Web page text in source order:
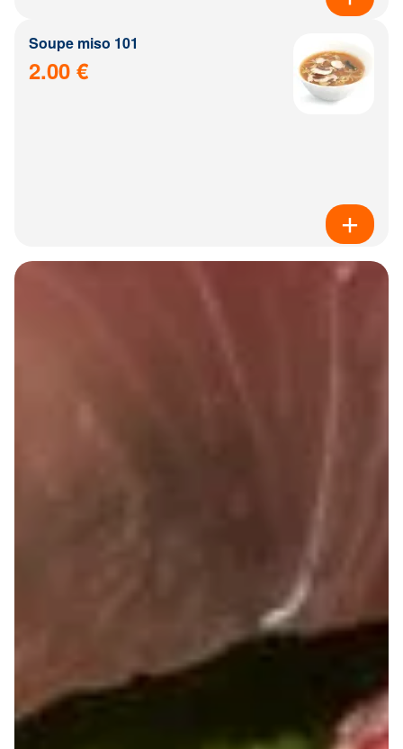
Soupe miso 101
2.00 €